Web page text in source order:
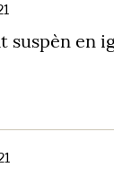
suspèn en